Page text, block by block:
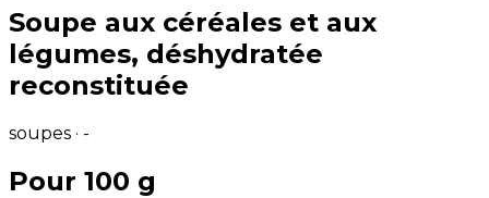
Soupe aux céréales et aux
légumes, déshydratée
reconstituée
soupes · -
Pour 100 g